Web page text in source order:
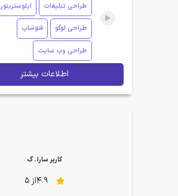
طراحی تبلیغات ایلوستریتور
طراحی لوگو فتوشاپ
طراحی وب سایت
اطلاعات بیشتر
کاربر سارا . گ
4.9از 5